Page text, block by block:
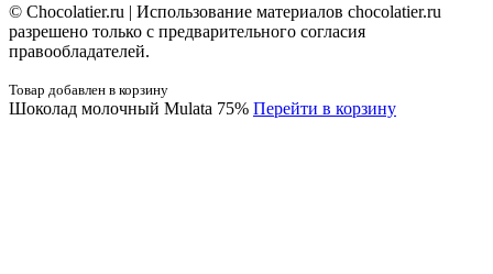
© Сhocolatier.ru | Использование материалов chocolatier.ru
разрешено только с предварительного согласия
правообладателей.
Товар добавлен в корзину
Шоколад молочный Mulata 75% Перейти в корзину